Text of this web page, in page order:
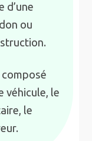
d’une
ou
véhicule, le
le